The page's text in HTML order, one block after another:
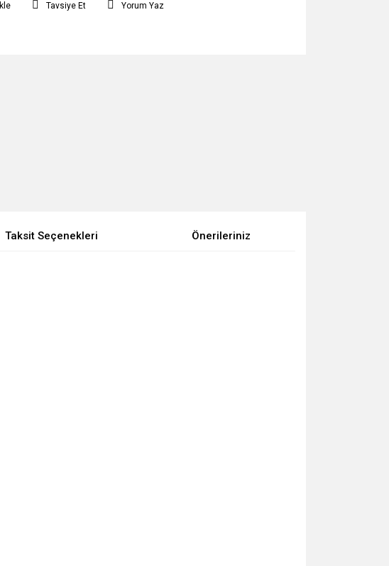
Tavsiye Et Yorum Yaz
Taksit Seçenekleri Önerileriniz